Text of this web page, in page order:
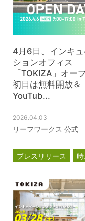
4月6日、インキ
ションオフィス
「TOKIZA」オー
初日は無料開放＆
YouTub...
2026.04.03
リーフワークス 公式
プレスリリース
インキュベーション